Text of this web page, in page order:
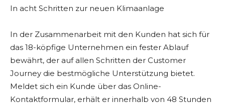
In acht Schritten zur neuen Klimaanlage
In der Zusammenarbeit mit den Kunden hat sich für
das 18-köpfige Unternehmen ein fester Ablauf
bewährt, der auf allen Schritten der Customer
Journey die bestmögliche Unterstützung bietet.
Meldet sich ein Kunde über das Online-
Kontaktformular, erhält er innerhalb von 48 Stunden